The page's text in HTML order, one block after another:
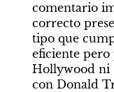
comentario
correcto
tipo que
eficiente
Hollywood ni
con Donald